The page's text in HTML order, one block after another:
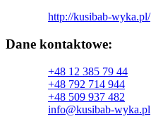
http://kusibab-wyka.pl/
Dane kontaktowe:
+48 12 385 79 44
+48 792 714 944
+48 509 937 482
info@kusibab-wyka.pl